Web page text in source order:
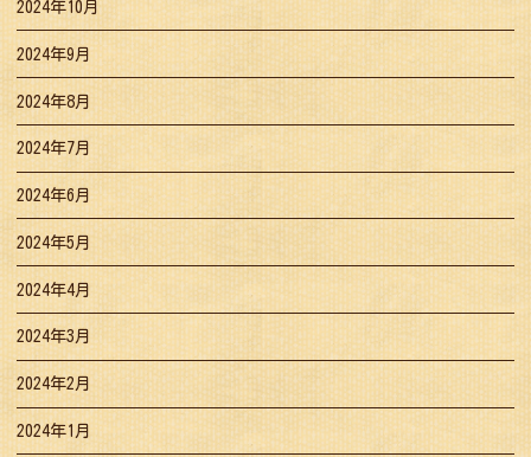
2024年10月
2024年9月
2024年8月
2024年7月
2024年6月
2024年5月
2024年4月
2024年3月
2024年2月
2024年1月